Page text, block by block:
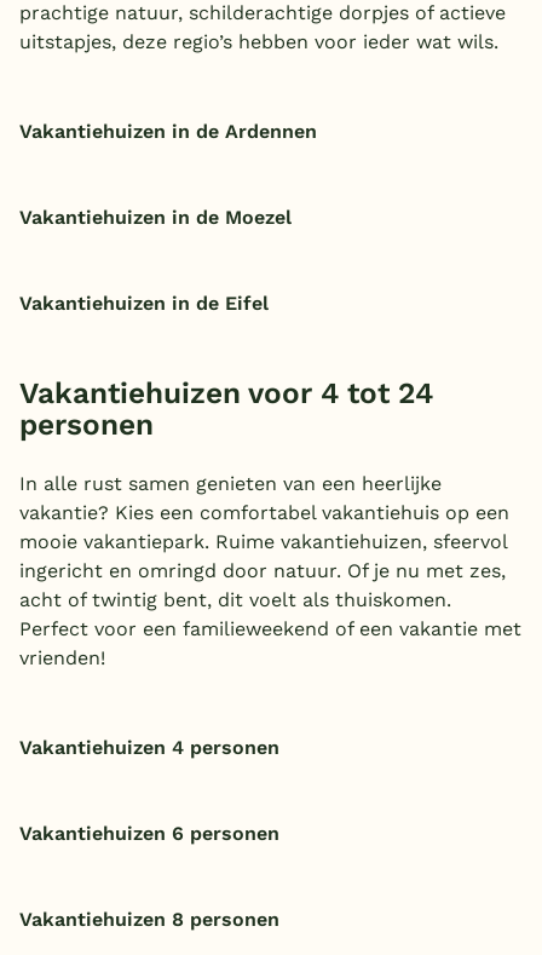
prachtige natuur, schilderachtige dorpjes of actieve
uitstapjes, deze regio’s hebben voor ieder wat wils.
Vakantiehuizen in de Ardennen
Vakantiehuizen in de Moezel
Vakantiehuizen in de Eifel
Vakantiehuizen voor 4 tot 24
personen
In alle rust samen genieten van een heerlijke
vakantie? Kies een comfortabel vakantiehuis op een
mooie vakantiepark. Ruime vakantiehuizen, sfeervol
ingericht en omringd door natuur. Of je nu met zes,
acht of twintig bent, dit voelt als thuiskomen.
Perfect voor een familieweekend of een vakantie met
vrienden!
Vakantiehuizen 4 personen
Vakantiehuizen 6 personen
Vakantiehuizen 8 personen